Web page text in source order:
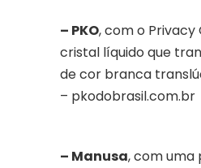
– PKO, com o Privacy
cristal líquido que
de cor branca
– pkodobrasil.com.br
– Manusa, com uma